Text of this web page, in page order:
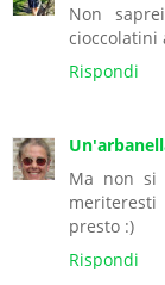
Non
cioccolatini
Rispondi
Ma non si
presto :)
Rispondi